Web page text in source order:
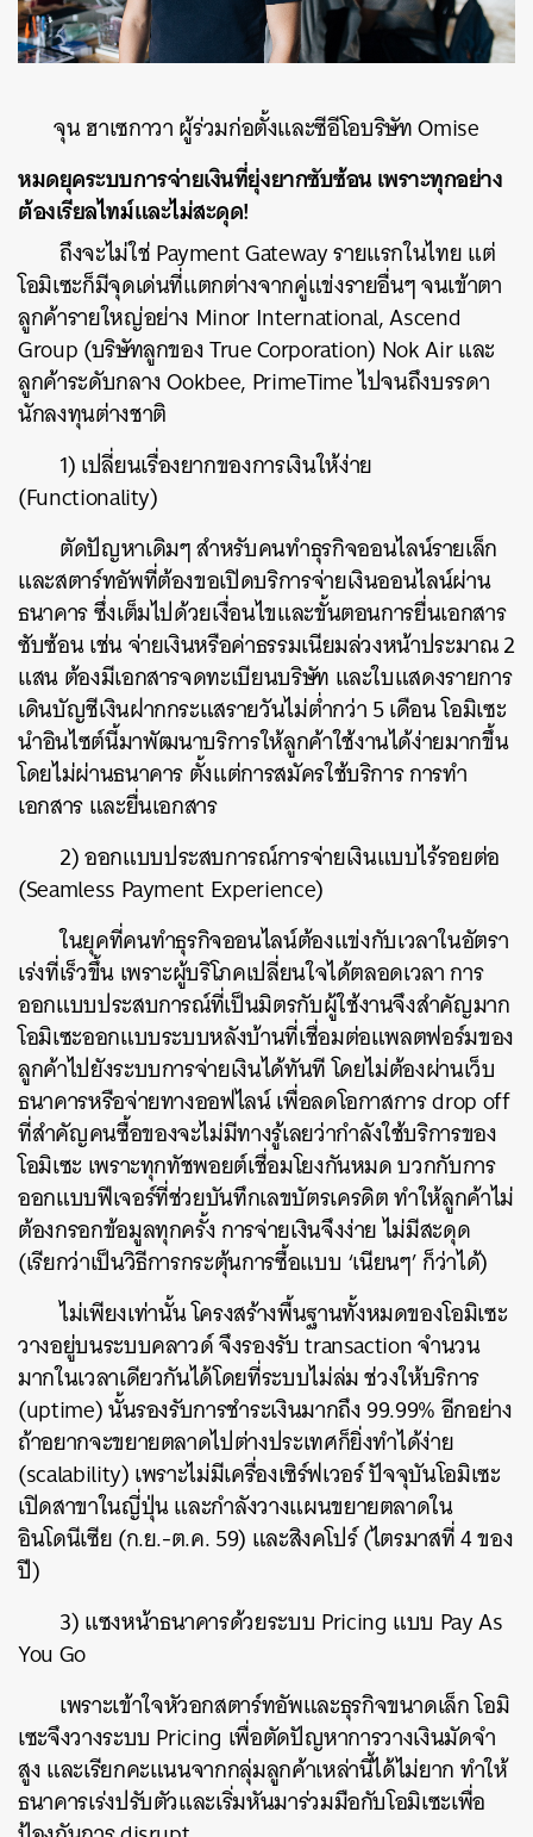
จุน ฮาเซกาวา ผู้ร่วมก่อตั้งและซีอีโอบริษัท Omise
หมดยุคระบบการจ่ายเงินที่ยุ่งยากซับซ้อน เพราะทุกอย่าง
ต้องเรียลไทม์และไม่สะดุด!
ถึงจะไม่ใช่ Payment Gateway รายแรกในไทย แต่
โอมิเซะก็มีจุดเด่นที่แตกต่างจากคู่แข่งรายอื่นๆ จนเข้าตา
ลูกค้ารายใหญ่อย่าง Minor International, Ascend
Group (บริษัทลูกของ True Corporation) Nok Air และ
ลูกค้าระดับกลาง Ookbee, PrimeTime ไปจนถึงบรรดา
นักลงทุนต่างชาติ
1) เปลี่ยนเรื่องยากของการเงินให้ง่าย
(Functionality)
ตัดปัญหาเดิมๆ สำหรับคนทำธุรกิจออนไลน์รายเล็ก
และสตาร์ทอัพที่ต้องขอเปิดบริการจ่ายเงินออนไลน์ผ่าน
ธนาคาร ซึ่งเต็มไปด้วยเงื่อนไขและขั้นตอนการยื่นเอกสาร
ซับซ้อน เช่น จ่ายเงินหรือค่าธรรมเนียมล่วงหน้าประมาณ 2
แสน ต้องมีเอกสารจดทะเบียนบริษัท และใบแสดงรายการ
เดินบัญชีเงินฝากกระแสรายวันไม่ต่ำกว่า 5 เดือน โอมิเซะ
นำอินไซต์นี้มาพัฒนาบริการให้ลูกค้าใช้งานได้ง่ายมากขึ้น
โดยไม่ผ่านธนาคาร ตั้งแต่การสมัครใช้บริการ การทำ
เอกสาร และยื่นเอกสาร
2) ออกแบบประสบการณ์การจ่ายเงินแบบไร้รอยต่อ
(Seamless Payment Experience)
ในยุคที่คนทำธุรกิจออนไลน์ต้องแข่งกับเวลาในอัตรา
เร่งที่เร็วขึ้น เพราะผู้บริโภคเปลี่ยนใจได้ตลอดเวลา การ
ออกแบบประสบการณ์ที่เป็นมิตรกับผู้ใช้งานจึงสำคัญมาก
โอมิเซะออกแบบระบบหลังบ้านที่เชื่อมต่อแพลตฟอร์มของ
ลูกค้าไปยังระบบการจ่ายเงินได้ทันที โดยไม่ต้องผ่านเว็บ
ธนาคารหรือจ่ายทางออฟไลน์ เพื่อลดโอกาสการ drop off
ที่สำคัญคนซื้อของจะไม่มีทางรู้เลยว่ากำลังใช้บริการของ
โอมิเซะ เพราะทุกทัชพอยต์เชื่อมโยงกันหมด บวกกับการ
ออกแบบฟีเจอร์ที่ช่วยบันทึกเลขบัตรเครดิต ทำให้ลูกค้าไม่
ต้องกรอกข้อมูลทุกครั้ง การจ่ายเงินจึงง่าย ไม่มีสะดุด
(เรียกว่าเป็นวิธีการกระตุ้นการซื้อแบบ ‘เนียนๆ’ ก็ว่าได้)
ไม่เพียงเท่านั้น โครงสร้างพื้นฐานทั้งหมดของโอมิเซะ
วางอยู่บนระบบคลาวด์ จึงรองรับ transaction จำนวน
มากในเวลาเดียวกันได้โดยที่ระบบไม่ล่ม ช่วงให้บริการ
(uptime) นั้นรองรับการชำระเงินมากถึง 99.99% อีกอย่าง
ถ้าอยากจะขยายตลาดไปต่างประเทศก็ยิ่งทำได้ง่าย
(scalability) เพราะไม่มีเครื่องเซิร์ฟเวอร์ ปัจจุบันโอมิเซะ
เปิดสาขาในญี่ปุ่น และกำลังวางแผนขยายตลาดใน
อินโดนีเซีย (ก.ย.-ต.ค. 59) และสิงคโปร์ (ไตรมาสที่ 4 ของ
ปี)
3) แซงหน้าธนาคารด้วยระบบ Pricing แบบ Pay As
You Go
เพราะเข้าใจหัวอกสตาร์ทอัพและธุรกิจขนาดเล็ก โอมิ
เซะจึงวางระบบ Pricing เพื่อตัดปัญหาการวางเงินมัดจำ
สูง และเรียกคะแนนจากกลุ่มลูกค้าเหล่านี้ได้ไม่ยาก ทำให้
ธนาคารเร่งปรับตัวและเริ่มหันมาร่วมมือกับโอมิเซะเพื่อ
SHARE TWEET LINE EMAIL